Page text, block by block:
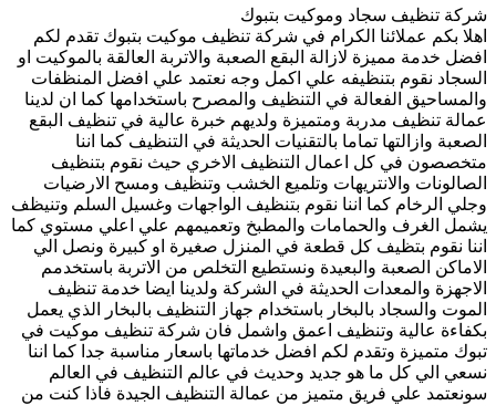
شركة تنظيف سجاد وموكيت بتبوك
اهلا بكم عملائنا الكرام في شركة تنظيف موكيت بتبوك تقدم لكم
افضل خدمة مميزة لازالة البقع الصعبة والاتربة العالقة بالموكيت او
السجاد نقوم بتنظيفه علي اكمل وجه نعتمد علي افضل المنظفات
والمساحيق الفعالة في التنظيف والمصرح باستخدامها كما ان لدينا
عمالة تنظيف مدربة ومتميزة ولديهم خبرة عالية في تنظيف البقع
الصعبة وازالتها تماما بالتقنيات الحديثة في التنظيف كما اننا
متخصصون في كل اعمال التنظيف الاخري حيث نقوم بتنظيف
الصالونات والانتريهات وتلميع الخشب وتنظيف ومسح الارضيات
وجلي الرخام كما اننا نقوم بتنظيف الواجهات وغسيل السلم وتنيظف
يشمل الغرف والحمامات والمطبخ وتعميمهم علي اعلي مستوي كما
اننا نقوم بتظيف كل قطعة في المنزل صغيرة او كبيرة ونصل الي
الاماكن الصعبة والبعيدة ونستطيع التخلص من الاتربة باستخدمم
الاجهزة والمعدات الحديثة في الشركة ولدينا ايضا خدمة تنظيف
الموت والسجاد بالبخار باستخدام جهاز التنظيف بالبخار الذي يعمل
بكفاءة عالية وتنظيف اعمق واشمل فان شركة تنظيف موكيت في
تبوك متميزة وتقدم لكم افضل خدماتها باسعار مناسبة جدا كما اننا
نسعي الي كل ما هو جديد وحديث في عالم التنظيف في العالم
سونعتمد علي فريق متميز من عمالة التنظيف الجيدة فاذا كنت من